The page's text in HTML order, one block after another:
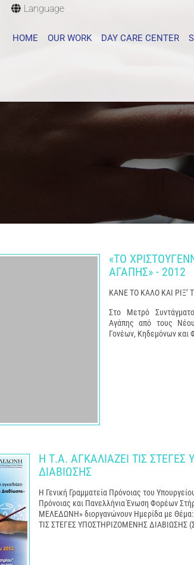
Language
HOME OUR WORK DAY CARE CENTER
«ΤΟ
ΑΓΑΠΗΣ» - 2012
ΚΑΝΕ ΤΟ ΚΑΛΟ ΚΑΙ ΡΙΞ’
Στο Μετρό
Αγάπης από τους
Γονέων, Κηδεμόνων και
Η Τ.Α. ΑΓΚΑΛΙΑΖΕΙ ΤΙΣ
ΔΙΑΒΙΩΣΗΣ
Η Γενική Γραμματεία Πρόνοιας του
Πρόνοιας και Πανελλήνια Ένωση Φορέων
ΜΕΛΕΔΩΝΗ» διοργανώνουν Ημερίδα με
ΤΙΣ ΣΤΕΓΕΣ ΥΠΟΣΤΗΡΙΖΟΜΕΝΗΣ ΔΙΑΒΙΩΣΗΣ